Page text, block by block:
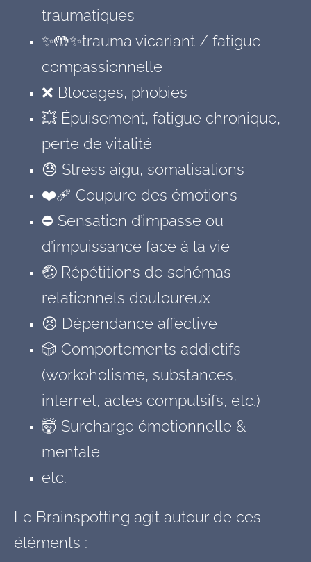
traumatiques
✨🤲✨trauma vicariant / fatigue
compassionnelle
❌ Blocages, phobies
💥 Épuisement, fatigue chronique,
perte de vitalité
😓 Stress aigu, somatisations
❤️‍🩹 Coupure des émotions
⛔ Sensation d’impasse ou
d’impuissance face à la vie
🤕 Répétitions de schémas
relationnels douloureux
😣 Dépendance affective
🎲 Comportements addictifs
(workoholisme, substances,
internet, actes compulsifs, etc.)
🤯 Surcharge émotionnelle &
mentale
etc.
Le Brainspotting agit autour de ces
éléments :